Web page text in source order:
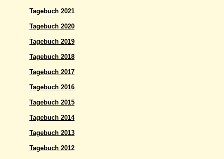
Tagebuch 2021
Tagebuch 2020
Tagebuch 2019
Tagebuch 2018
Tagebuch 2017
Tagebuch 2016
Tagebuch 2015
Tagebuch 2014
Tagebuch 2013
Tagebuch 2012